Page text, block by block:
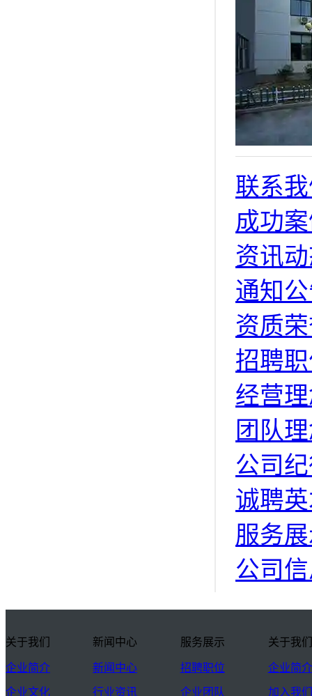
联系
成功
资讯
通知
资质
招聘
经营
团队
公司
诚聘
服务
公司
关于我们
企业简介
企业文化
新闻中心
新闻中心
行业资讯
服务展示
招聘职位
企业团队
关于我们
企业简介
加入我们